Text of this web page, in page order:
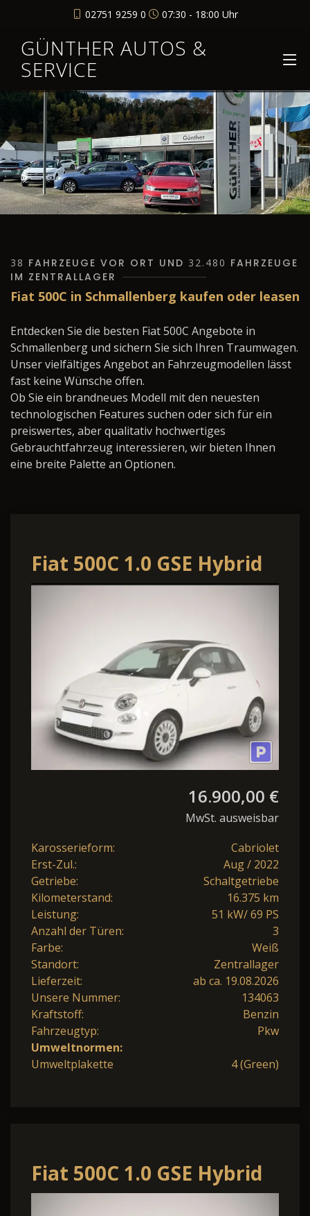
02751 9259 0 07:30 - 18:00 Uhr
GÜNTHER AUTOS &
SERVICE
38 FAHRZEUGE VOR ORT UND 32.480 FAHRZEUGE
IM ZENTRALLAGER
Fiat 500C in Schmallenberg kaufen oder leasen
Entdecken Sie die besten Fiat 500C Angebote in
Schmallenberg und sichern Sie sich Ihren Traumwagen.
Unser vielfältiges Angebot an Fahrzeugmodellen lässt
fast keine Wünsche offen.
Ob Sie ein brandneues Modell mit den neuesten
technologischen Features suchen oder sich für ein
preiswertes, aber qualitativ hochwertiges
Gebrauchtfahrzeug interessieren, wir bieten Ihnen
eine breite Palette an Optionen.
Fiat 500C 1.0 GSE Hybrid
Dolcevita
16.900,00 €
MwSt. ausweisbar
Karosserieform:
Cabriolet
Erst-Zul.:
Aug / 2022
Getriebe:
Schaltgetriebe
Kilometerstand:
16.375 km
Leistung:
51 kW/ 69 PS
Anzahl der Türen:
3
Farbe:
Weiß
Standort:
Zentrallager
Lieferzeit:
ab ca. 19.08.2026
Unsere Nummer:
134063
Kraftstoff:
Benzin
Fahrzeugtyp:
Pkw
Umweltnormen:
Umweltplakette
4 (Green)
Fiat 500C 1.0 GSE Hybrid
Dolcevita